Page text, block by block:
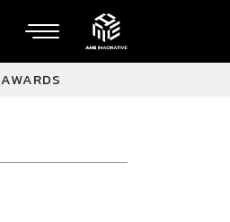
AWARDS